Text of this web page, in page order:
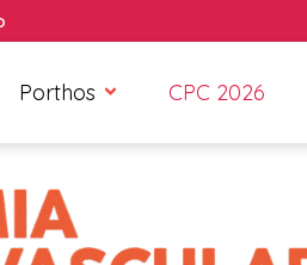
Porthos CPC 2026